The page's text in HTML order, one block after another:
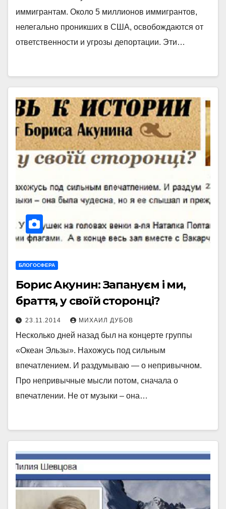
иммигрантам. Около 5 миллионов иммигрантов,
нелегально проникших в США, освобождаются от
ответственности и угрозы депортации. Эти…
БЛОГОСФЕРА
Борис Акунин: Запануєм i ми,
браття, у своїй сторонці?
23.11.2014 МИХАИЛ ДУБОВ
Несколько дней назад был на концерте группы
«Океан Эльзы». Нахожусь под сильным
впечатлением. И раздумываю — о непривычном.
Про непривычные мысли потом, сначала о
впечатлении. Не от музыки – она…